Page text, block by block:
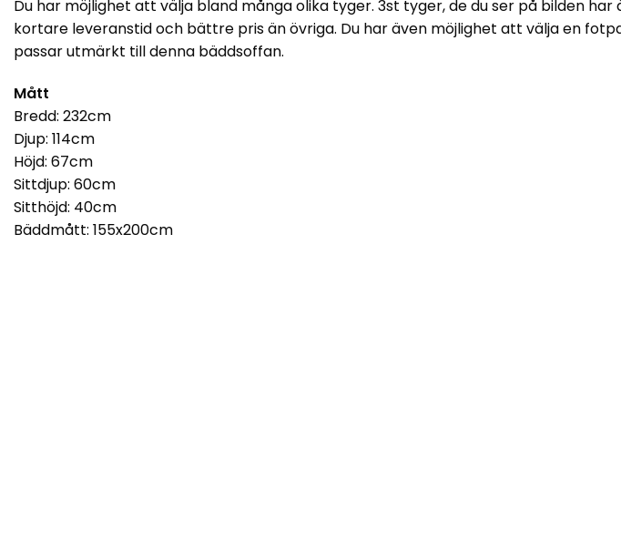
Du har möjlighet att välja bland många olika tyger. 3st tyger, de du ser på bilden har
kortare leveranstid och bättre pris än övriga. Du har även möjlighet att välja en
passar utmärkt till denna bäddsoffan.
Mått
Bredd: 232cm
Djup: 114cm
Höjd: 67cm
Sittdjup: 60cm
Sitthöjd: 40cm
Bäddmått: 155x200cm